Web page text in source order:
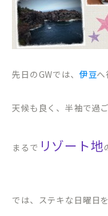
先日のGWでは、 伊豆へ
天候も良く、半袖で過
まるで リゾート地
では、ステキな日曜日